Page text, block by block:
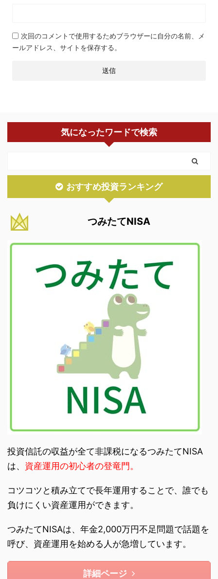
次回のコメントで使用するためブラウザーに自分の名前、メ
ールアドレス、サイトを保存する。
気になったワードで検索
おすすめ投資ランキング
つみたてNISA
投資信託の収益が全て非課税になるつみたてNISA
は、 資産運用の初心者の登竜門。
コツコツと積み立てで長年運用することで、誰でも
負けにくい資産運用ができます。
つみたてNISAは、年金2,000万円不足問題で話題を
呼び、資産運用を始める人が急増しています。
詳細ページ